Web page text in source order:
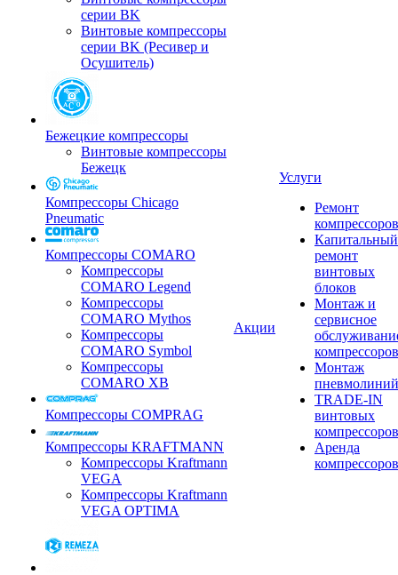
серии BK
Винтовые компрессоры
серии BK (Ресивер и
Осушитель)
Бежецкие компрессоры
Винтовые компрессоры
Бежецк
Компрессоры Chicago
Pneumatic
Компрессоры COMARO
Компрессоры
COMARO Legend
Компрессоры
COMARO Mythos
Компрессоры
COMARO Symbol
Компрессоры
COMARO XB
Компрессоры COMPRAG
Компрессоры KRAFTMANN
Компрессоры Kraftmann
VEGA
Компрессоры Kraftmann
VEGA OPTIMA
Акции
Услуги
Ремонт
компрессоров
Капитальный
ремонт
винтовых
блоков
Монтаж и
сервисное
компрессоров
Монтаж
пневмолиний
TRADE-IN
винтовых
компрессоров
Аренда
компрессоров